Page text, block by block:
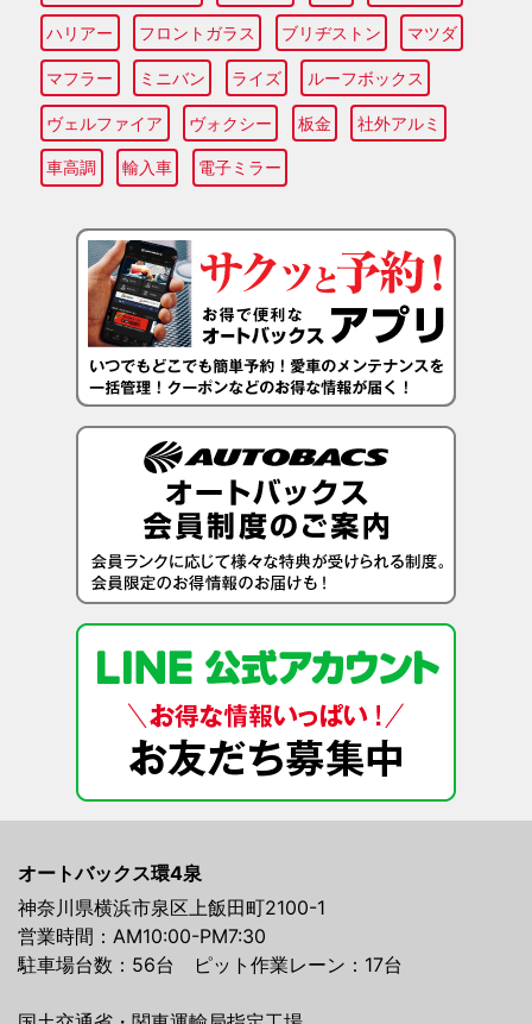
ハリアー フロントガラス ブリヂストン マツダ
マフラー ミニバン ライズ ルーフボックス
ヴェルファイア ヴォクシー 板金 社外アルミ
車高調 輸入車 電子ミラー
オートバックス環4泉
神奈川県横浜市泉区上飯田町2100-1
営業時間：AM10:00-PM7:30
駐車場台数：56台 ピット作業レーン：17台